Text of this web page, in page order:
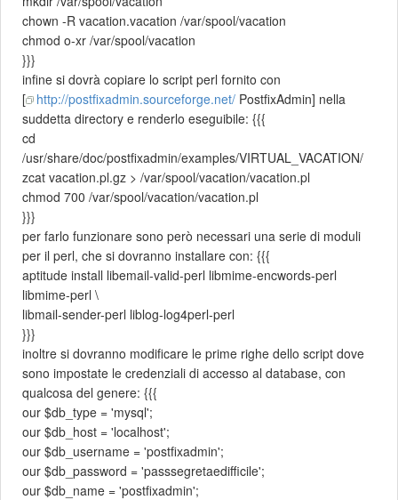
chown -R vacation.vacation /var/spool/vacation
chmod o-xr /var/spool/vacation
}}}
infine si dovrà copiare lo script perl fornito con
[
http://postfixadmin.sourceforge.net/ PostfixAdmin] nella
suddetta directory e renderlo eseguibile: {{{
cd
/usr/share/doc/postfixadmin/examples/VIRTUAL_VACATION/
zcat vacation.pl.gz > /var/spool/vacation/vacation.pl
chmod 700 /var/spool/vacation/vacation.pl
}}}
per farlo funzionare sono però necessari una serie di moduli
per il perl, che si dovranno installare con: {{{
aptitude install libemail-valid-perl libmime-encwords-perl
libmime-perl \
libmail-sender-perl liblog-log4perl-perl
}}}
inoltre si dovranno modificare le prime righe dello script dove
sono impostate le credenziali di accesso al database, con
qualcosa del genere: {{{
our $db_type = 'mysql';
our $db_host = 'localhost';
our $db_username = 'postfixadmin';
our $db_password = 'passsegretaedifficile';
our $db_name = 'postfixadmin';